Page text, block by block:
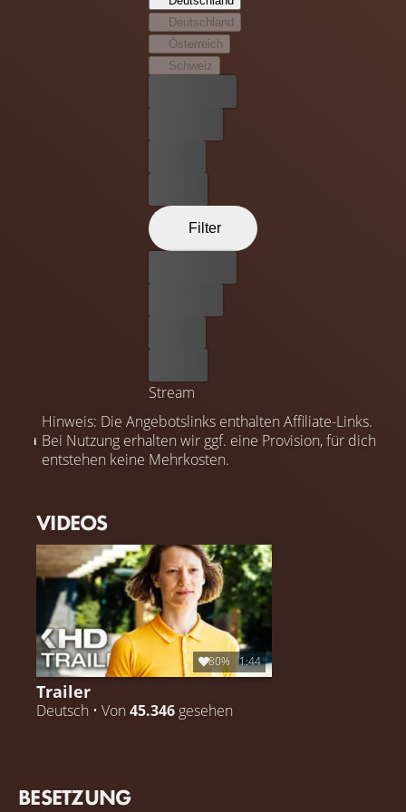
Deutschland
Österreich
Schweiz
Filter
Stream
Hinweis: Die Angebotslinks enthalten Affiliate-Links.
Bei Nutzung erhalten wir ggf. eine Provision, für dich
entstehen keine Mehrkosten.
VIDEOS
80% 1:44
Trailer
Deutsch • Von 45.346 gesehen
BESETZUNG